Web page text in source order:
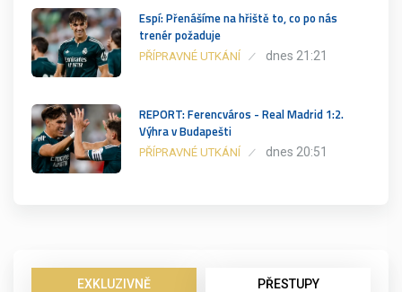
Espí: Přenášíme na hřiště to, co po nás
trenér požaduje
PŘÍPRAVNÉ UTKÁNÍ dnes 21:21
REPORT: Ferencváros - Real Madrid 1:2.
Výhra v Budapešti
PŘÍPRAVNÉ UTKÁNÍ dnes 20:51
EXKLUZIVNĚ PŘESTUPY